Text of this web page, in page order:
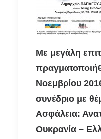
Με μεγάλη
Νοεμβρίου
συνέδριο με
Ασφάλεια:
Ουκρανία –